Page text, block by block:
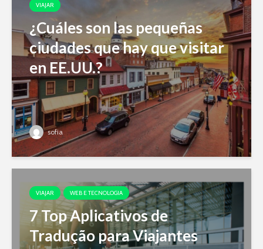
VIAJAR
¿Cuáles son las pequeñas
ciudades que hay que visitar
en EE.UU.?
sofia
VIAJAR WEB E TECNOLOGIA
7 Top Aplicativos de
Tradução para Viajantes